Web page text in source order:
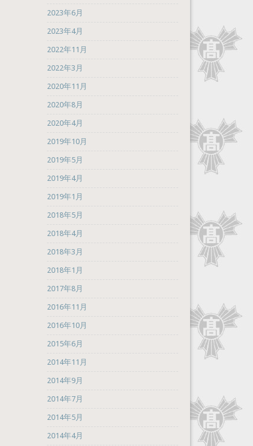
2023年6月
2023年4月
2022年11月
2022年3月
2020年11月
2020年8月
2020年4月
2019年10月
2019年5月
2019年4月
2019年1月
2018年5月
2018年4月
2018年3月
2018年1月
2017年8月
2016年11月
2016年10月
2015年6月
2014年11月
2014年9月
2014年7月
2014年5月
2014年4月